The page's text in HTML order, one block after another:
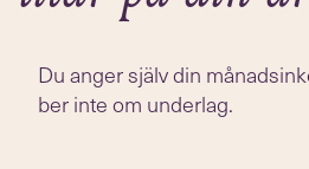
Du anger själv din
ber inte om underlag.